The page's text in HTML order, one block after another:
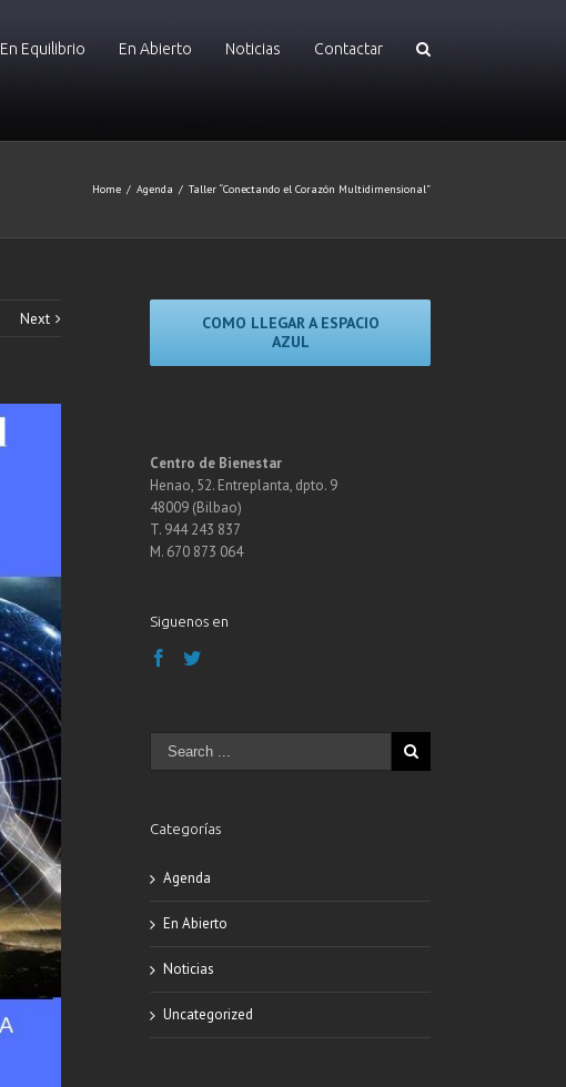
En Equilibrio En Abierto Noticias Contactar
Home / Agenda / Taller “Conectando el Corazón Multidimensional”
Next
COMO LLEGAR A ESPACIO
AZUL
Centro de Bienestar
Henao, 52. Entreplanta, dpto. 9
48009 (Bilbao)
T. 944 243 837
M. 670 873 064
Siguenos en
Categorías
Agenda
En Abierto
Noticias
Uncategorized